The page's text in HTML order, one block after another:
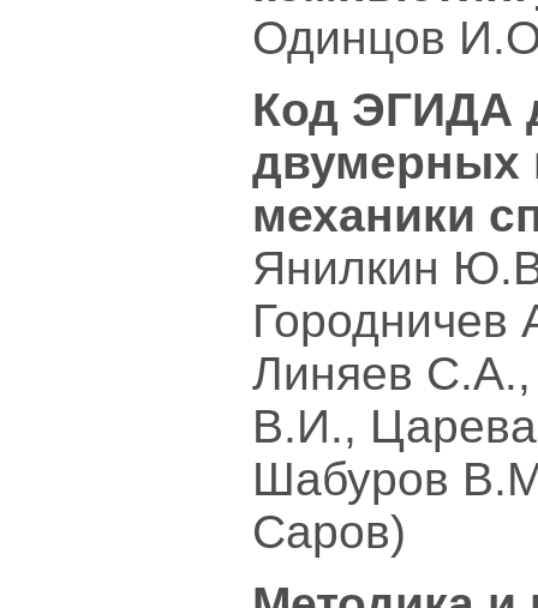
Одинцов
Код ЭГИДА
двумерных
механики
Янилкин
Городничев
Линяев
В.И.,
Шабуров
Саров)